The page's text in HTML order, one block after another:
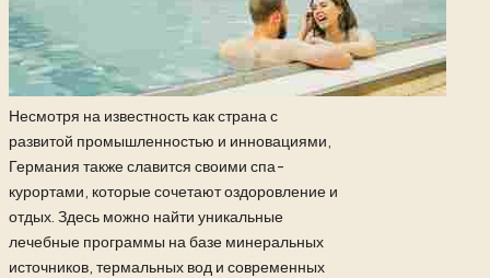
Несмотря на известность как страна с
развитой промышленностью и инновациями,
Германия также славится своими спа-
курортами, которые сочетают оздоровление и
отдых. Здесь можно найти уникальные
лечебные программы на базе минеральных
источников, термальных вод и современных